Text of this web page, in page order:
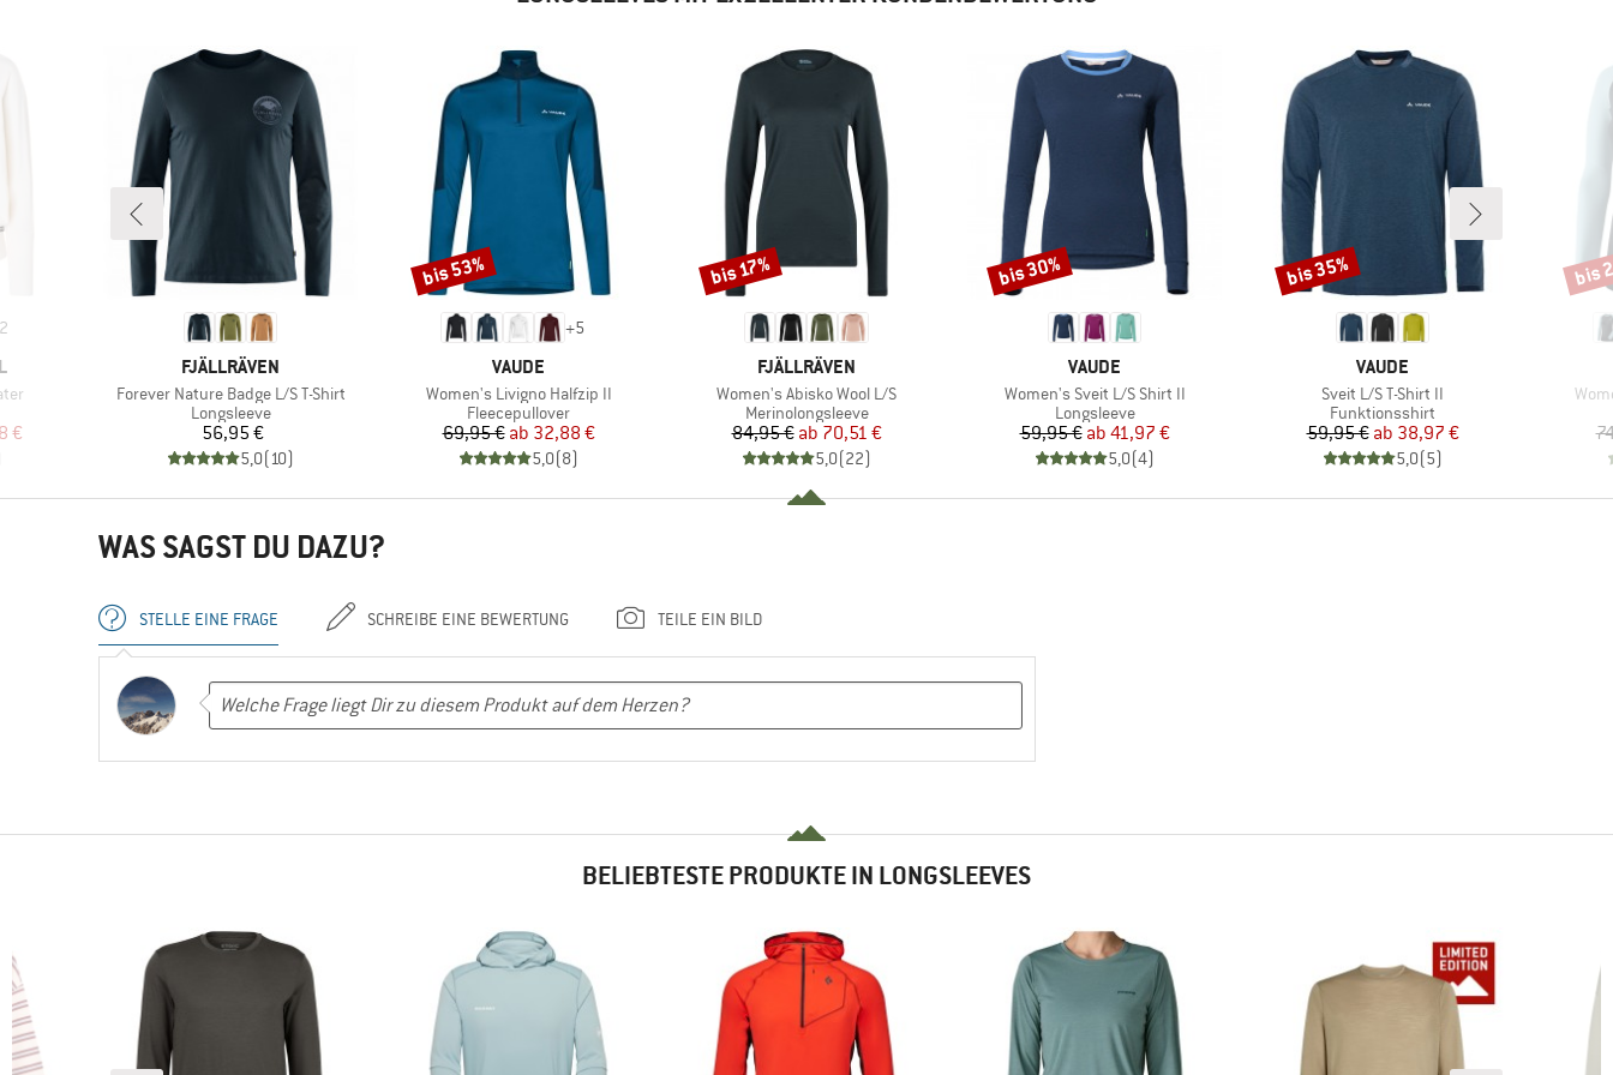
2
Preis
€
MARKE
FJÄLLRÄVEN
Artikel
Forever Nature Badge L/S T-Shirt
Produktgruppe
Longsleeve
Preis
56,95 €
5,0(10)
+5
MARKE
VAUDE
Artikel
Women's Livigno Halfzip II
Produktgruppe
Fleecepullover
Preis
69,95 € reduzierter Preis
ab 32,88 €
5,0(8)
Rabatt
bis 53%
MARKE
FJÄLLRÄVEN
Artikel
Women's Abisko Wool L/S
Produktgruppe
Merinolongsleeve
Preis
84,95 € reduzierter Preis
ab 70,51 €
5,0(22)
Rabatt
bis 17%
MARKE
VAUDE
Artikel
Women's Sveit L/S Shirt II
Produktgruppe
Longsleeve
Preis
59,95 € reduzierter Preis
ab 41,97 €
5,0(4)
Rabatt
bis 30%
MARKE
VAUDE
Artikel
Sveit L/S T-Shirt II
Produktgruppe
Funktionsshirt
Preis
59,95 € reduzierter Preis
ab 38,97 €
5,0(5)
Rabatt
bis 35% bis
WAS SAGST DU DAZU?
STELLE EINE FRAGE SCHREIBE EINE BEWERTUNG TEILE EIN BILD
BELIEBTESTE PRODUKTE IN LONGSLEEVES